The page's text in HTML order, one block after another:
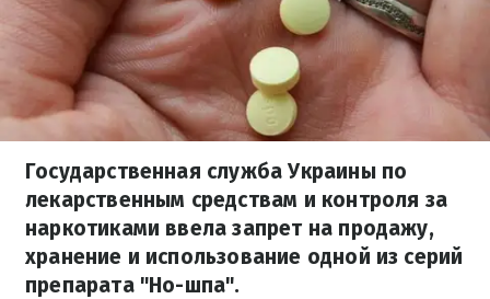
Государственная служба Украины по
лекарственным средствам и контроля за
наркотиками ввела запрет на продажу,
хранение и использование одной из серий
препарата "Но-шпа".